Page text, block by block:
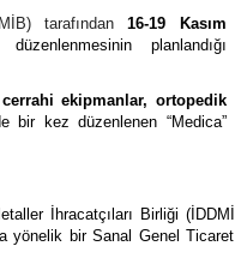
tarafından
16-19 Kasım
düzenlenmesinin planlandığı
ekipmanlar, ortopedik
bir kez düzenlenen “Medica”
İhracatçıları Birliği
yönelik bir Sanal Genel